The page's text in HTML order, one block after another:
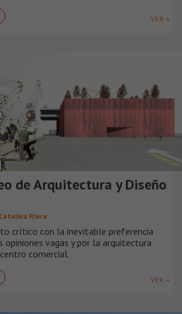
VER +
de Arquitectura y Diseño
Riera
crítico con la inevitable preferencia
opiniones vagas y por la arquitectura
comercial.
VER +